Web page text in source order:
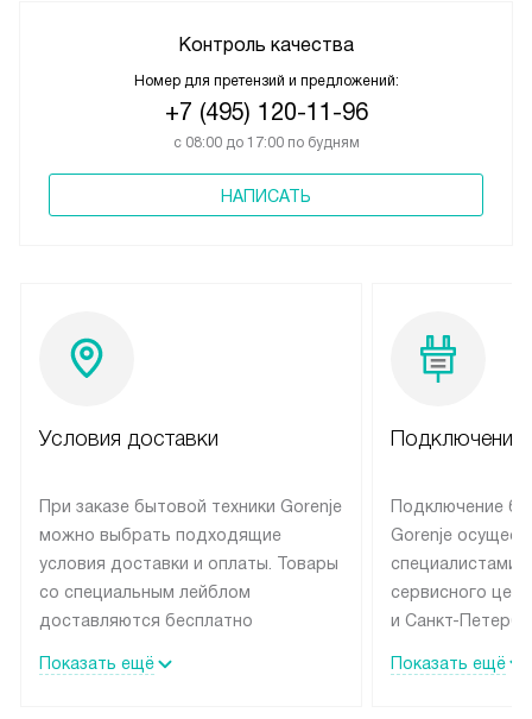
Контроль качества
Номер для претензий и предложений:
+7 (495) 120-11-96
с 08:00 до 17:00 по будням
НАПИСАТЬ
Условия доставки
При заказе бытовой техники Gorenje
можно выбрать подходящие
условия доставки и оплаты. Товары
со специальным лейблом
доставляются бесплатно
до подъезда, выезд за МКАД
Показать ещё
Подключение
Подключение
Gorenje
специалистами
сервисного
и Санкт-
подключается
Показать ещё